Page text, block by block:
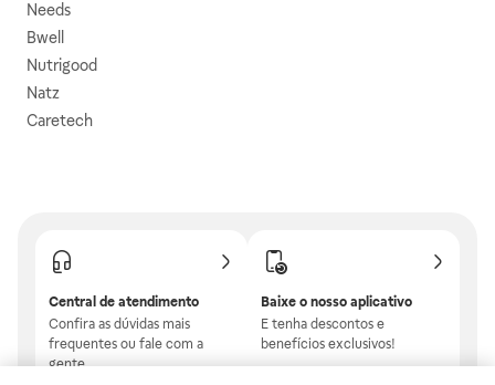
Needs
Bwell
Nutrigood
Natz
Caretech
Central de atendimento
Confira as dúvidas mais
frequentes ou fale com a
gente.
Baixe o nosso aplicativo
E tenha descontos e
benefícios exclusivos!